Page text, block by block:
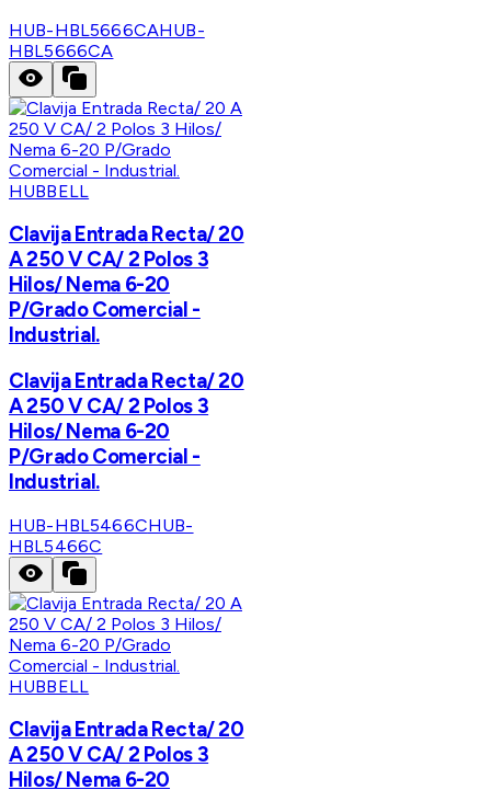
HUB-HBL5666CAHUB-
HBL5666CA
HUBBELL
Clavija Entrada Recta/ 20
A 250 V CA/ 2 Polos 3
Hilos/ Nema 6-20
P/Grado Comercial -
Industrial.
Clavija Entrada Recta/ 20
A 250 V CA/ 2 Polos 3
Hilos/ Nema 6-20
P/Grado Comercial -
Industrial.
HUB-HBL5466CHUB-
HBL5466C
HUBBELL
Clavija Entrada Recta/ 20
A 250 V CA/ 2 Polos 3
Hilos/ Nema 6-20